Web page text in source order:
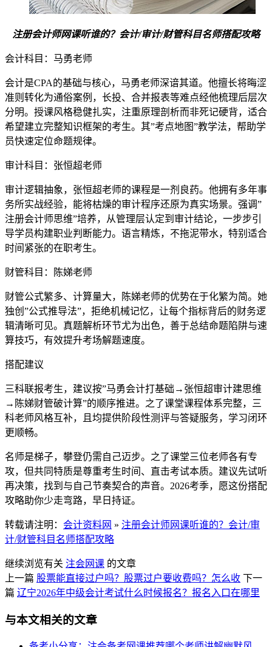
注册会计师网课听谁的？会计/审计/财管科目名师搭配攻略
会计科目：马勇老师
会计是CPA的基础与核心，马勇老师深谙其道。他擅长将晦涩
准则转化为通俗案例，长投、合并报表等难点经他梳理后层次
分明。授课风格稳健扎实，注重原理剖析而非死记硬背，适合
希望建立完整知识框架的考生。其”考点地图”教学法，帮助学
员快速定位命题规律。
审计科目：张恒超老师
审计逻辑抽象，张恒超老师的课程是一剂良药。他拥有多年事
务所实战经验，能将枯燥的审计程序还原为真实场景。强调”
注册会计师思维”培养，从管理层认定到审计结论，一步步引
导学员构建职业判断能力。语言精炼，不拖泥带水，特别适合
时间紧张的在职考生。
财管科目：陈娣老师
财管公式繁多、计算量大，陈娣老师的优势在于化繁为简。她
独创”公式推导法”，拒绝机械记忆，让每个指标背后的财务逻
辑清晰可见。真题解析环节尤为出色，善于总结命题陷阱与速
算技巧，有效提升考场解题速度。
搭配建议
三科联报考生，建议按”马勇会计打基础→张恒超审计建思维
→陈娣财管破计算”的顺序推进。之了课堂课程体系完整，三
科老师风格互补，且均提供阶段性测评与答疑服务，学习闭环
更顺畅。
名师是梯子，攀登仍需自己迈步。之了课堂三位老师各有专
攻，但共同特质是尊重考生时间、直击考试本质。建议先试听
再决策，找到与自己节奏契合的声音。2026考季，愿这份搭配
攻略助你少走弯路，早日持证。
转载请注明： 会计资料网 » 注册会计师网课听谁的？会计/审
计/财管科目名师搭配攻略
继续浏览有关 注会网课 的文章
上一篇 股票能直接过户吗？股票过户要收费吗？怎么收 下一
篇 辽宁2026年中级会计考试什么时候报名？报名入口在哪里
与本文相关的文章